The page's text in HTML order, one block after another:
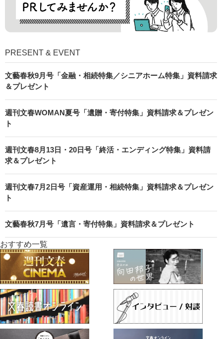
PRESENT & EVENT
文藝春秋9月号「金融・相続特集／シニアホーム特集」資料請求
＆プレゼント
週刊文春WOMAN夏号「遺贈・寄付特集」資料請求＆プレゼン
ト
週刊文春8月13日・20日号「終活・エンディング特集」資料請
求＆プレゼント
週刊文春7月2日号「資産運用・相続特集」資料請求＆プレゼン
ト
文藝春秋7月号「遺言・寄付特集」資料請求＆プレゼント
おすすめ一覧